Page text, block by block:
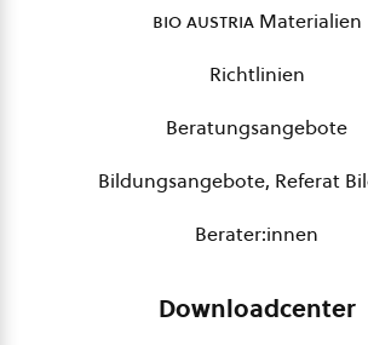
bio austriaMaterialien
Richtlinien
Beratungsangebote
Bildungsangebote, Referat
Berater:innen
Downloadcenter